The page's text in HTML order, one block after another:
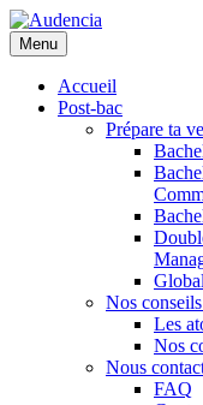
Aller
au
contenu
principal
Menu
Accueil
Post-bac
Prépare ta
Nos
Les
Nos
Nous
FAQ